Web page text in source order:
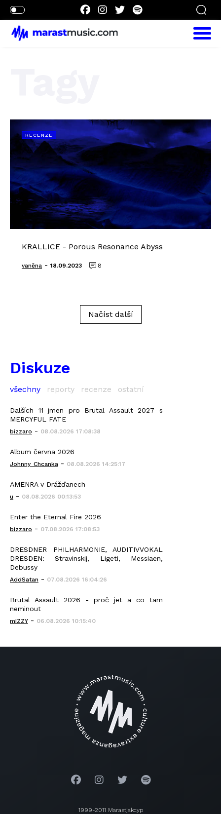
RECENZE
KRALLICE - Porous Resonance Abyss
vaněna - 18.09.2023 8
Načíst další
Diskuze
všechny reporty recenze ostatní
Dalších 11 jmen pro Brutal Assault 2027 s
MERCYFUL FATE
bizzaro - 08.08.2026 17:08:38
Album června 2026
Johnny_Chcanka - 08.08.2026 14:25:17
AMENRA v Drážďanech
u - 08.08.2026 00:13:53
Enter the Eternal Fire 2026
bizzaro - 07.08.2026 17:08:53
DRESDNER PHILHARMONIE, AUDITIVVOKAL
DRESDEN: Stravinskij, Ligeti, Messiaen,
Debussy
AddSatan - 07.08.2026 16:04:26
Brutal Assault 2026 - proč jet a co tam
neminout
mIZZY - 06.08.2026 10:15:40
1999-2011 Marastjakcyp